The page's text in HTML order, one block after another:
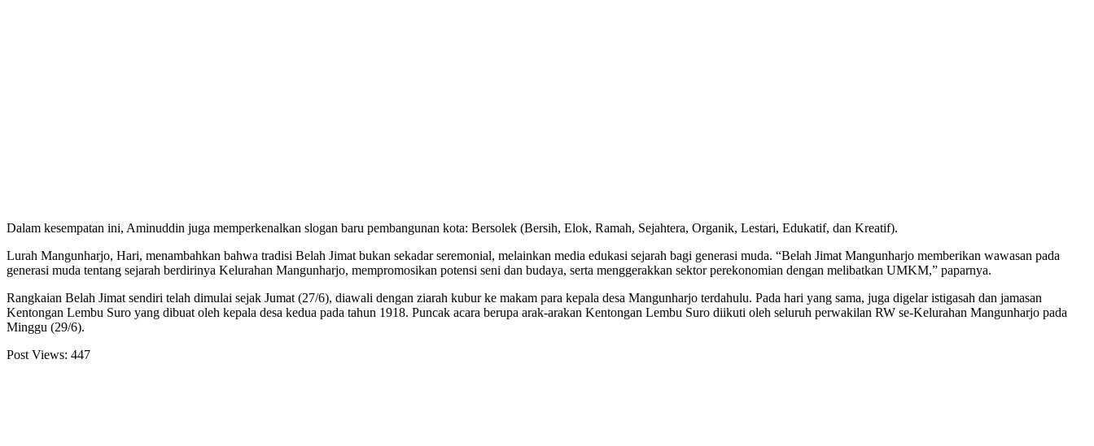
Dalam kesempatan ini, Aminuddin juga memperkenalkan slogan baru pembangunan kota: Bersolek (Bersih, Elok, Ramah, Sejahtera, Organik, Lestari, Edukatif, dan Kreatif).
Lurah Mangunharjo, Hari, menambahkan bahwa tradisi Belah Jimat bukan sekadar seremonial, melainkan media edukasi sejarah bagi generasi muda. “Belah Jimat Mangunharjo memberikan wawasan pada
generasi muda tentang sejarah berdirinya Kelurahan Mangunharjo, mempromosikan potensi seni dan budaya, serta menggerakkan sektor perekonomian dengan melibatkan UMKM,” paparnya.
Rangkaian Belah Jimat sendiri telah dimulai sejak Jumat (27/6), diawali dengan ziarah kubur ke makam para kepala desa Mangunharjo terdahulu. Pada hari yang sama, juga digelar istigasah dan jamasan
Kentongan Lembu Suro yang dibuat oleh kepala desa kedua pada tahun 1918. Puncak acara berupa arak-arakan Kentongan Lembu Suro diikuti oleh seluruh perwakilan RW se-Kelurahan Mangunharjo pada
Minggu (29/6).
Post Views: 447